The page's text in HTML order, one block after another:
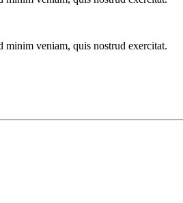
minim veniam, quis nostrud exercitat.